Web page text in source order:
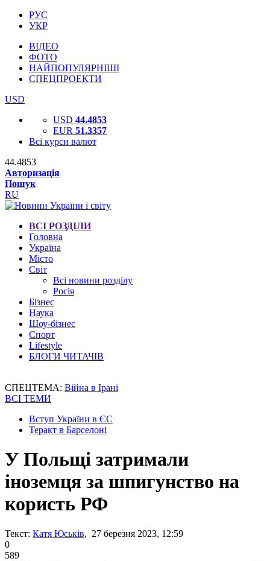
РУС
УКР
ВІДЕО
ФОТО
НАЙПОПУЛЯРНІШІ
СПЕЦПРОЕКТИ
USD
USD 44.4853
EUR 51.3357
Всі курси валют
44.4853
Авторизація
Пошук
RU
ВСІ РОЗДІЛИ
Головна
Україна
Місто
Світ
Всі новини розділу
Росія
Бізнес
Наука
Шоу-бізнес
Спорт
Lifestyle
БЛОГИ ЧИТАЧІВ
СПЕЦТЕМА: Війна в Ірані
ВСІ ТЕМИ
Вступ України в ЄС
Теракт в Барселоні
У Польщі затримали
іноземця за шпигунство на
користь РФ
Текст: Катя Юськів, 27 березня 2023, 12:59
0
589